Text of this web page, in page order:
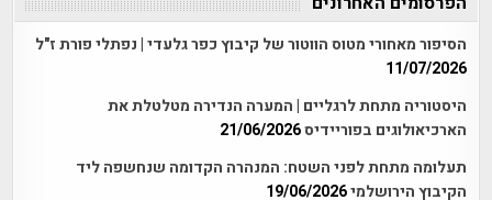
הסיפור מאחורי מטוס הווטור של קיבוץ כפר גלעדי | נפתלי פורת ז"ל
11/07/2026
היסטוריה מתחת לרגליים | המערה הנדירה מטלטלת את
הארכיאולוגים בפוריידיס21/06/2026
תעלומה מתחת לפני השטח: המנהרה הקדומה שנחשפה ליד
הקיבוץ הירושלמי19/06/2026